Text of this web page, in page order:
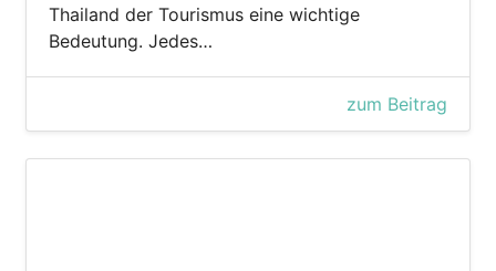
Thailand der Tourismus eine wichtige
Bedeutung. Jedes…
zum Beitrag